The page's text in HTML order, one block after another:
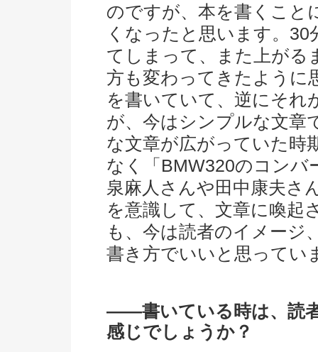
のですが、本を書くこと
くなったと思います。
てしまって、また上がる
方も変わってきたように
を書いていて、逆にそれ
が、今はシンプルな文章
な文章が広がっていた時
なく「BMW320のコンバ
泉麻人さんや田中康夫さ
を意識して、文章に喚起
も、今は読者のイメージ
書き方でいいと思ってい
――書いている時は、読
感じでしょうか？